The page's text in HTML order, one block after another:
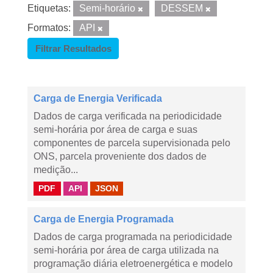
Etiquetas: Semi-horário
DESSEM
Formatos:
API
Filtrar Resultados
Carga de Energia Verificada
Dados de carga verificada na periodicidade
semi-horária por área de carga e suas
componentes de parcela supervisionada pelo
ONS, parcela proveniente dos dados de
medição...
PDF API JSON
Carga de Energia Programada
Dados de carga programada na periodicidade
semi-horária por área de carga utilizada na
programação diária eletroenergética e modelo